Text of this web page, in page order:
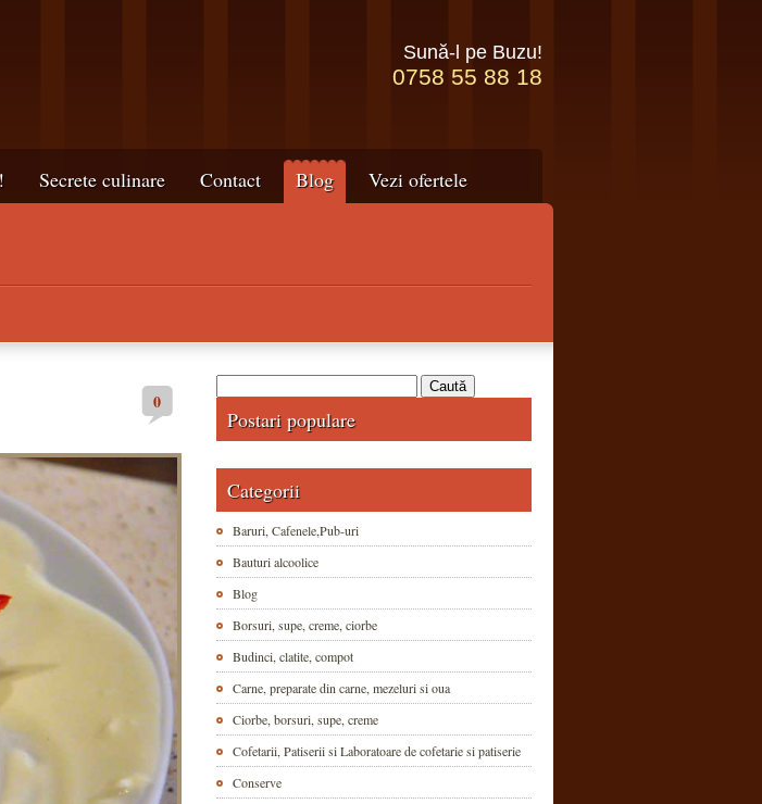
Sună-l pe Buzu!
0758 55 88 18
Secrete culinare Contact Blog Vezi ofertele
0
după:
Postari populare
Categorii
Baruri, Cafenele,Pub-uri
Bauturi alcoolice
Blog
Borsuri, supe, creme, ciorbe
Budinci, clatite, compot
Carne, preparate din carne, mezeluri si oua
Ciorbe, borsuri, supe, creme
Cofetarii, Patiserii si Laboratoare de cofetarie si patiserie
Conserve